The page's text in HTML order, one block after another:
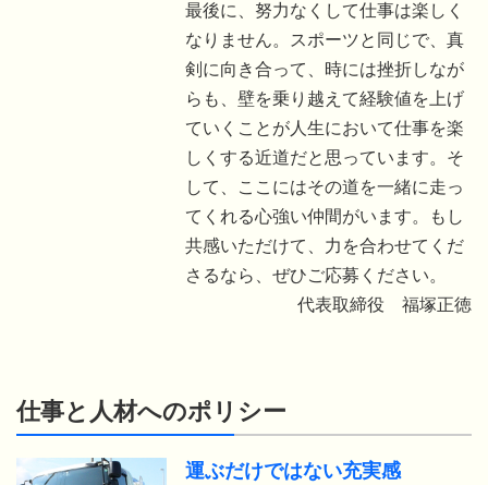
最後に、努力なくして仕事は楽しく
なりません。スポーツと同じで、真
剣に向き合って、時には挫折しなが
らも、壁を乗り越えて経験値を上げ
ていくことが人生において仕事を楽
しくする近道だと思っています。そ
して、ここにはその道を一緒に走っ
てくれる心強い仲間がいます。もし
共感いただけて、力を合わせてくだ
さるなら、ぜひご応募ください。
代表取締役 福塚正徳
仕事と人材へのポリシー
運ぶだけではない充実感